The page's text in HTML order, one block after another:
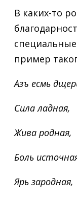
В каких-то
пример
Азъ есмь
Сила ладная,
Жива родная,
Боль
Ярь зародная,